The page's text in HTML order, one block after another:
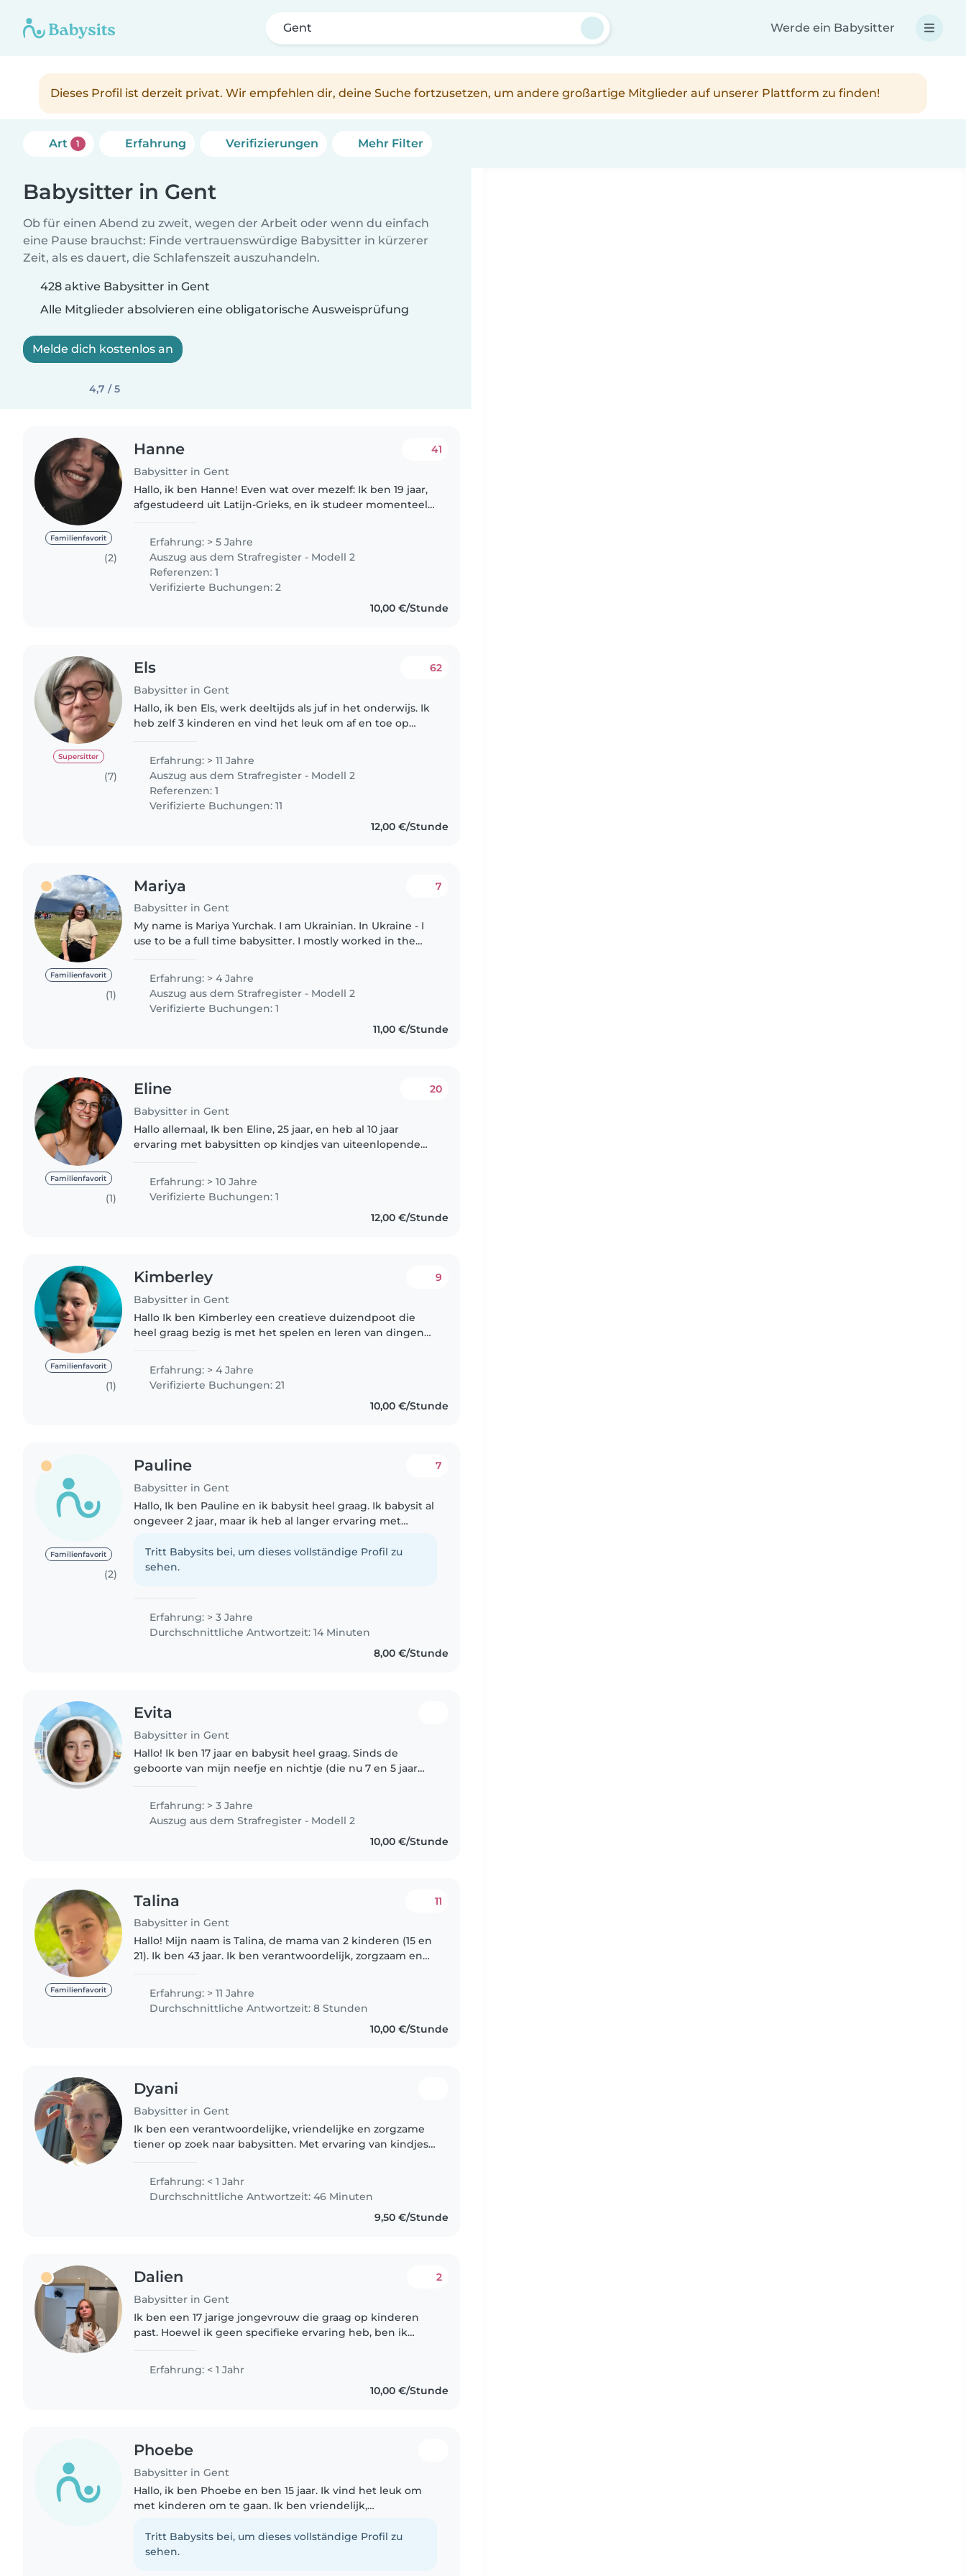
Gent Werde ein Babysitter
Dieses Profil ist derzeit privat. Wir empfehlen dir, deine Suche fortzusetzen, um andere großartige Mitglieder auf unserer Plattform zu finden!
Art 1 Erfahrung Verifizierungen Mehr Filter
Babysitter in Gent
Ob für einen Abend zu zweit, wegen der Arbeit oder wenn du einfach
eine Pause brauchst: Finde vertrauenswürdige Babysitter in kürzerer
Zeit, als es dauert, die Schlafenszeit auszuhandeln.
428 aktive Babysitter in Gent
Alle Mitglieder absolvieren eine obligatorische Ausweisprüfung
Melde dich kostenlos an
4,7 / 5
Familienfavorit
(2)
Hanne
Babysitter in Gent
41
Hallo, ik ben Hanne! Even wat over mezelf: Ik ben 19 jaar,
afgestudeerd uit Latijn-Grieks, en ik studeer momenteel
talen...
Erfahrung: > 5 Jahre
Auszug aus dem Strafregister - Modell 2
Referenzen: 1
Verifizierte Buchungen: 2
10,00 €/Stunde
Supersitter
(7)
Els
Babysitter in Gent
62
Hallo, ik ben Els, werk deeltijds als juf in het onderwijs. Ik
heb zelf 3 kinderen en vind het leuk om af en toe op
Erfahrung: > 11 Jahre
Auszug aus dem Strafregister - Modell 2
Referenzen: 1
Verifizierte Buchungen: 11
12,00 €/Stunde
Familienfavorit
(1)
Mariya
Babysitter in Gent
7
My name is Mariya Yurchak. I am Ukrainian. In Ukraine - I
use to be a full time babysitter. I mostly worked in the
it brings..
Erfahrung: > 4 Jahre
Auszug aus dem Strafregister - Modell 2
Verifizierte Buchungen: 1
11,00 €/Stunde
Familienfavorit
(1)
Eline
Babysitter in Gent
20
Hallo allemaal, Ik ben Eline, 25 jaar, en heb al 10 jaar
ervaring met babysitten op kindjes van uiteenlopende
2023 afgestudeerd..
Erfahrung: > 10 Jahre
Verifizierte Buchungen: 1
12,00 €/Stunde
Familienfavorit
(1)
Kimberley
Babysitter in Gent
9
Hallo Ik ben Kimberley een creatieve duizendpoot die
heel graag bezig is met het spelen en leren van dingen
babysitten en kampjes..
Erfahrung: > 4 Jahre
Verifizierte Buchungen: 21
10,00 €/Stunde
Familienfavorit
(2)
Pauline
Babysitter in Gent
7
Hallo, Ik ben Pauline en ik babysit heel graag. Ik babysit al
ongeveer 2 jaar, maar ik heb al langer ervaring met
graag en vaak..
Tritt Babysits bei, um dieses vollständige Profil zu
sehen.
Erfahrung: > 3 Jahre
Durchschnittliche Antwortzeit: 14 Minuten
8,00 €/Stunde
Evita
Babysitter in Gent
Hallo! Ik ben 17 jaar en babysit heel graag. Sinds de
geboorte van mijn neefje en nichtje (die nu 7 en 5 jaar
Erfahrung: > 3 Jahre
Auszug aus dem Strafregister - Modell 2
10,00 €/Stunde
Familienfavorit
Talina
Babysitter in Gent
11
Hallo! Mijn naam is Talina, de mama van 2 kinderen (15 en
21). Ik ben 43 jaar. Ik ben verantwoordelijk, zorgzaam en
vind het leuk..
Erfahrung: > 11 Jahre
Durchschnittliche Antwortzeit: 8 Stunden
10,00 €/Stunde
Dyani
Babysitter in Gent
Ik ben een verantwoordelijke, vriendelijke en zorgzame
tiener op zoek naar babysitten. Met ervaring van kindjes
enthousiasme en ervaring..
Erfahrung: < 1 Jahr
Durchschnittliche Antwortzeit: 46 Minuten
9,50 €/Stunde
Dalien
Babysitter in Gent
2
Ik ben een 17 jarige jongevrouw die graag op kinderen
past. Hoewel ik geen specifieke ervaring heb, ben ik
overweg met baby's, peuters,..
Erfahrung: < 1 Jahr
10,00 €/Stunde
Phoebe
Babysitter in Gent
Hallo, ik ben Phoebe en ben 15 jaar. Ik vind het leuk om
met kinderen om te gaan. Ik ben vriendelijk,
spelen en voor ze te zorgen...
Tritt Babysits bei, um dieses vollständige Profil zu
sehen.